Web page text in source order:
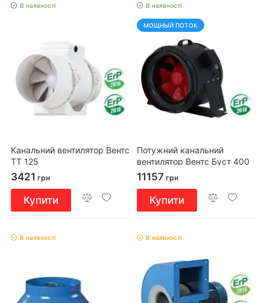
В наявності
Канальний вентилятор Вентс
ТТ 125
3421 грн
Купити
В наявності
МОЩНЫЙ ПОТОК
Потужний канальний
вентилятор Вентс Буст 400
11157 грн
Купити
В наявності В наявності